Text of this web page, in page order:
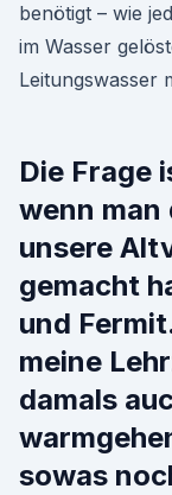
benötigt – wie
im Wasser
Leitungswasser
Die Frage
wenn man
unsere
gemacht
und
meine
damals
sowas